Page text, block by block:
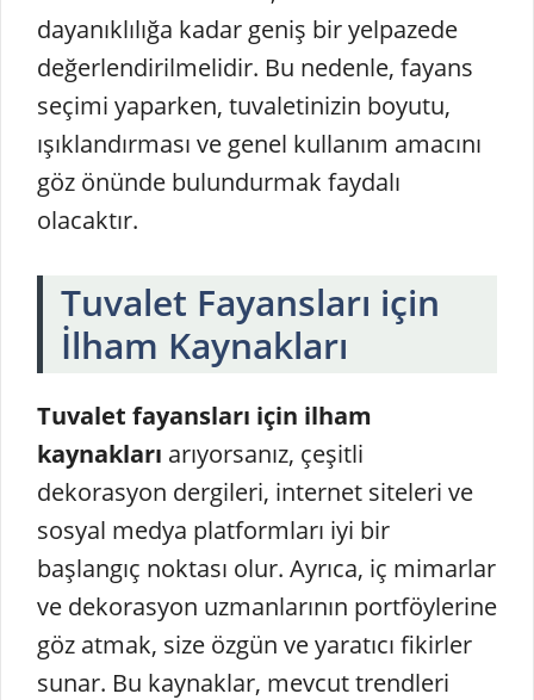
dayanıklılığa kadar geniş bir yelpazede
değerlendirilmelidir. Bu nedenle, fayans
seçimi yaparken, tuvaletinizin boyutu,
ışıklandırması ve genel kullanım amacını
göz önünde bulundurmak faydalı
olacaktır.
Tuvalet Fayansları için
İlham Kaynakları
Tuvalet fayansları için ilham
kaynakları arıyorsanız, çeşitli
dekorasyon dergileri, internet siteleri ve
sosyal medya platformları iyi bir
başlangıç noktası olur. Ayrıca, iç mimarlar
ve dekorasyon uzmanlarının portföylerine
göz atmak, size özgün ve yaratıcı fikirler
sunar. Bu kaynaklar, mevcut trendleri